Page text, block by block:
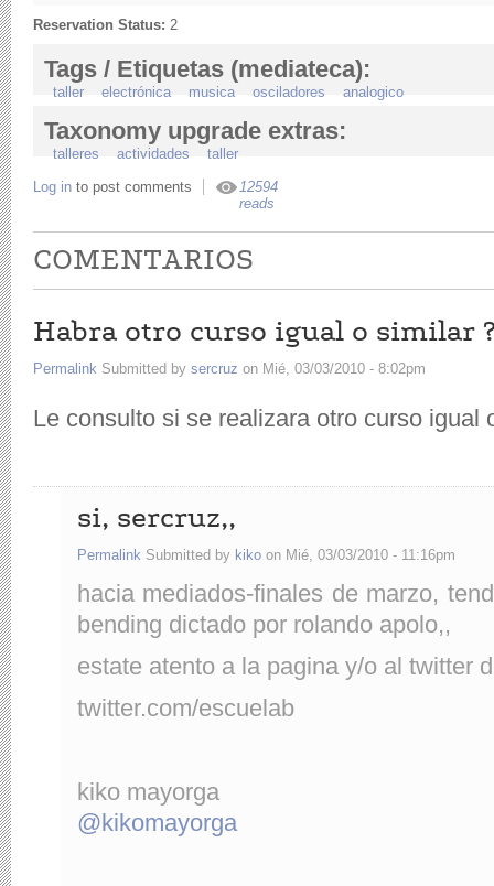
Reservation Status: 2
Tags / Etiquetas (mediateca):
taller electrónica musica osciladores analogico
Taxonomy upgrade extras:
talleres actividades
taller
Log in to post comments
12594
reads
COMENTARIOS
Habra otro curso igual o similar
Permalink Submitted by sercruz on Mié, 03/03/2010 - 8:02pm
Le consulto si se realizara otro curso igual
si, sercruz,,
Permalink Submitted by kiko on Mié, 03/03/2010 - 11:16pm
hacia mediados-finales de marzo,
bending dictado por rolando apolo,,
estate atento a la pagina y/o al twitter
twitter.com/escuelab
kiko mayorga
@kikomayorga